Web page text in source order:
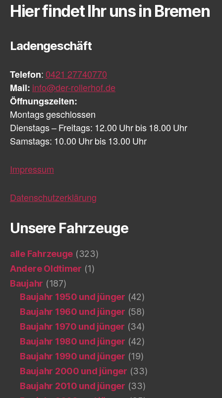
Hier findet Ihr uns in Bremen
Ladengeschäft
Telefon: 0421 27740770
Mail: info@der-rollerhof.de
Öffnungszeiten:
Montags geschlossen
Dienstags – Freitags: 12.00 Uhr bis 18.00 Uhr
Samstags: 10.00 Uhr bis 13.00 Uhr
Impressum
Datenschutzerklärung
Unsere Fahrzeuge
alle Fahrzeuge (323)
Andere Oldtimer (1)
Baujahr (187)
Baujahr 1950 und jünger (42)
Baujahr 1960 und jünger (58)
Baujahr 1970 und jünger (34)
Baujahr 1980 und jünger (42)
Baujahr 1990 und jünger (19)
Baujahr 2000 und jünger (33)
Baujahr 2010 und jünger (33)